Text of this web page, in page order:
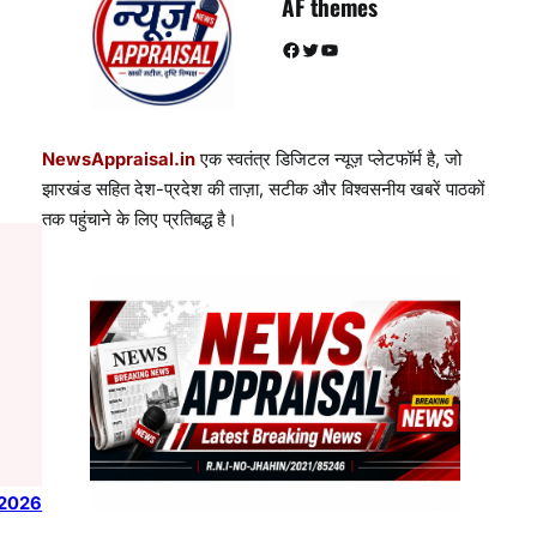
Facebook Twitter YouTube
NewsAppraisal.inएक स्वतंत्र डिजिटल न्यूज़ प्लेटफॉर्म है, जो
झारखंड सहित देश-प्रदेश की ताज़ा, सटीक और विश्वसनीय खबरें पाठकों
तक पहुंचाने के लिए प्रतिबद्ध है।